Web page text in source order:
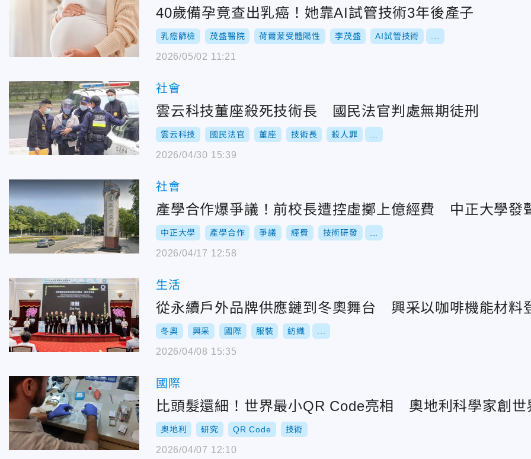
40歲備孕竟查出乳癌！她靠AI試管技術3年後產子
乳癌篩檢 茂盛醫院 荷爾蒙受體陽性 李茂盛 AI試管技術
2026/05/02 11:21
社會
雲云科技董座殺死技術長 國民法官判處無期徒刑
雲云科技 國民法官 董座 技術長 殺人罪
2026/04/30 15:39
社會
產學合作爆爭議！前校長遭控虛擲上億經費 中正大學發
中正大學 產學合作 爭議 經費 技術研發
2026/04/17 12:58
生活
從永續戶外品牌供應鏈到冬奧舞台 興采以咖啡機能材料
冬奧 興采 國際 服裝 紡織
2026/04/08 15:35
國際
比頭髮還細！世界最小QR Code亮相 奧地利科學家創世
奧地利 研究 QR Code 技術
2026/04/07 12:10